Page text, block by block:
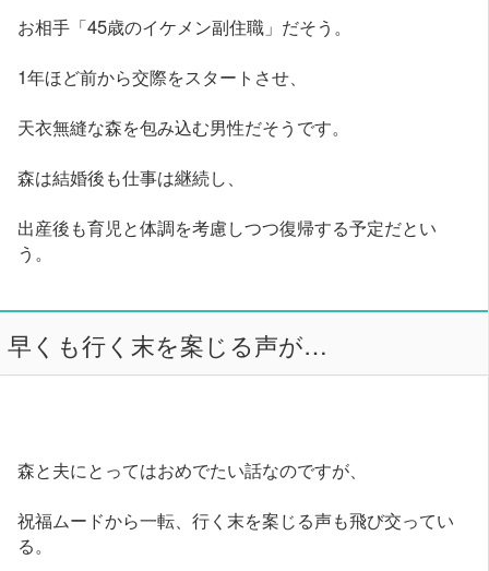
お相手「45歳のイケメン副住職」だそう。
1年ほど前から交際をスタートさせ、
天衣無縫な森を包み込む男性だそうです。
森は結婚後も仕事は継続し、
出産後も育児と体調を考慮しつつ復帰する予定だとい
う。
早くも行く末を案じる声が…
森と夫にとってはおめでたい話なのですが、
祝福ムードから一転、行く末を案じる声も飛び交ってい
る。